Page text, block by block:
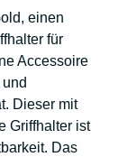
einen
für
Accessoire
Dieser mit
Griffhalter ist
Das